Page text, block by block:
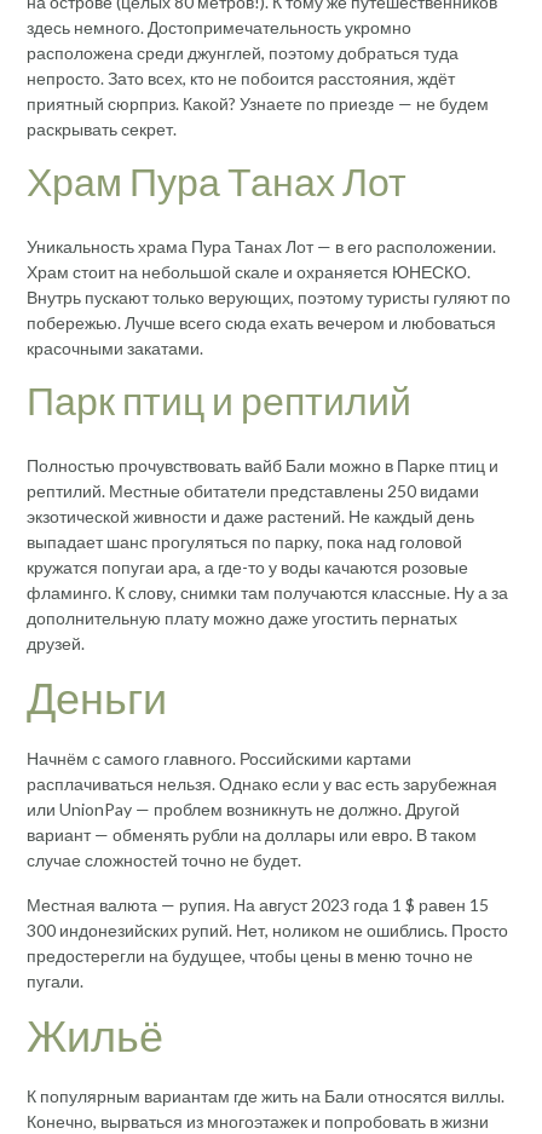
здесь немного. Достопримечательность укромно
расположена среди джунглей, поэтому добраться туда
непросто. Зато всех, кто не побоится расстояния, ждёт
приятный сюрприз. Какой? Узнаете по приезде — не будем
раскрывать секрет.
Храм Пура Танах Лот
Уникальность храма Пура Танах Лот — в его расположении.
Храм стоит на небольшой скале и охраняется ЮНЕСКО.
Внутрь пускают только верующих, поэтому туристы гуляют по
побережью. Лучше всего сюда ехать вечером и любоваться
красочными закатами.
Парк птиц и рептилий
Полностью прочувствовать вайб Бали можно в Парке птиц и
рептилий. Местные обитатели представлены 250 видами
экзотической живности и даже растений. Не каждый день
выпадает шанс прогуляться по парку, пока над головой
кружатся попугаи ара, а где-то у воды качаются розовые
фламинго. К слову, снимки там получаются классные. Ну а за
дополнительную плату можно даже угостить пернатых
друзей.
Деньги
Начнём с самого главного. Российскими картами
расплачиваться нельзя. Однако если у вас есть зарубежная
или UnionPay — проблем возникнуть не должно. Другой
вариант — обменять рубли на доллары или евро. В таком
случае сложностей точно не будет.
Местная валюта — рупия. На август 2023 года 1 $ равен 15
300 индонезийских рупий. Нет, ноликом не ошиблись. Просто
предостерегли на будущее, чтобы цены в меню точно не
пугали.
Жильё
К популярным вариантам где жить на Бали относятся виллы.
Конечно, вырваться из многоэтажек и попробовать в жизни